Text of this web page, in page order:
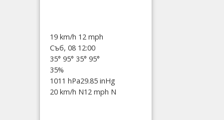
19 km/h 12 mph
Съб, 08 12:00
35° 95° 35° 95°
35%
1011 hPa29.85 inHg
20 km/h N12 mph N